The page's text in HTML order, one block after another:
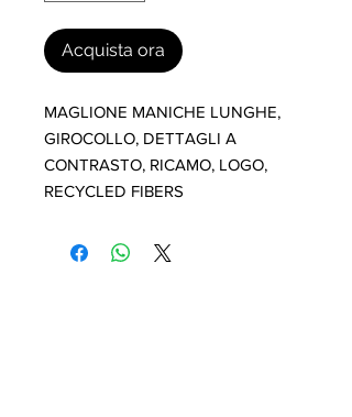
Acquista ora
MAGLIONE MANICHE LUNGHE,
GIROCOLLO, DETTAGLI A
CONTRASTO, RICAMO, LOGO,
RECYCLED FIBERS